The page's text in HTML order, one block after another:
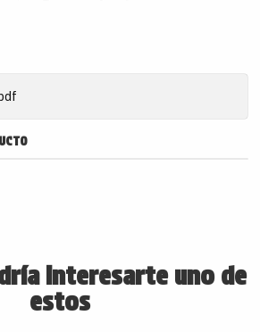
interesarte uno de
estos